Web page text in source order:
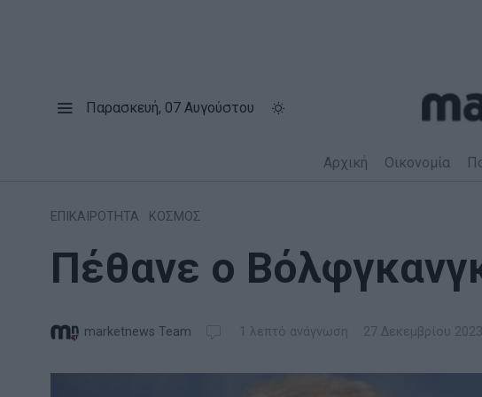
Παρασκευή, 07 Αυγούστου
Αρχική Οικονομία
ΕΠΙΚΑΙΡΟΤΗΤΑ ΚΟΣΜΟΣ
Πέθανε ο
marketnews Team 1 λεπτό ανάγνωση 27 Δεκεμβρίου 2023